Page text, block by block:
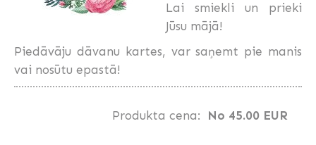
Lai smiekli un prieki
Jūsu mājā!
Piedāvāju dāvanu kartes, var saņemt pie manis
vai nosūtu epastā!
Produkta cena: No 45.00 EUR